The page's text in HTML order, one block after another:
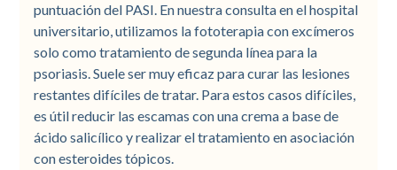
puntuación del PASI. En nuestra consulta en el hospital
universitario, utilizamos la fototerapia con excímeros
solo como tratamiento de segunda línea para la
psoriasis. Suele ser muy eficaz para curar las lesiones
restantes difíciles de tratar. Para estos casos difíciles,
es útil reducir las escamas con una crema a base de
ácido salicílico y realizar el tratamiento en asociación
con esteroides tópicos.